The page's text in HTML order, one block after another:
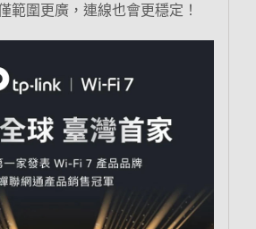
範圍更廣，連線也會更穩定！